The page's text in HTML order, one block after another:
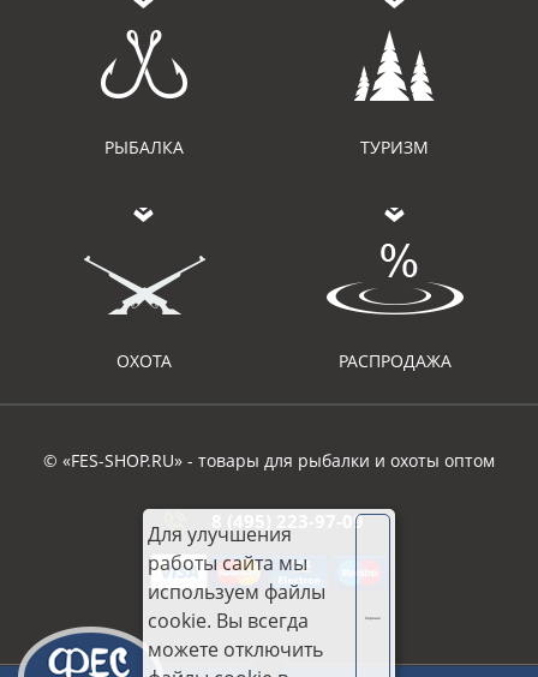
РЫБАЛКА ТУРИЗМ
ОХОТА РАСПРОДАЖА
© «FES-SHOP.RU» - товары для рыбалки и охоты оптом
8 (495) 223-97-09
Для улучшения
работы сайта мы
используем файлы
cookie. Вы всегда
можете отключить
Хорошо